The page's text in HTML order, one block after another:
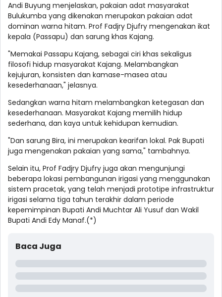
Andi Buyung menjelaskan, pakaian adat masyarakat
Bulukumba yang dikenakan merupakan pakaian adat
dominan warna hitam. Prof Fadjry Djufry mengenakan ikat
kepala (Passapu) dan sarung khas Kajang.
"Memakai Passapu Kajang, sebagai ciri khas sekaligus
filosofi hidup masyarakat Kajang. Melambangkan
kejujuran, konsisten dan kamase-masea atau
kesederhanaan," jelasnya.
Sedangkan warna hitam melambangkan ketegasan dan
kesederhanaan. Masyarakat Kajang memilih hidup
sederhana, dan kaya untuk kehidupan kemudian.
"Dan sarung Bira, ini merupakan kearifan lokal. Pak Bupati
juga mengenakan pakaian yang sama," tambahnya.
Selain itu, Prof Fadjry Djufry juga akan mengunjungi
beberapa lokasi pembangunan irigasi yang menggunakan
sistem pracetak, yang telah menjadi prototipe infrastruktur
irigasi selama tiga tahun terakhir dalam periode
kepemimpinan Bupati Andi Muchtar Ali Yusuf dan Wakil
Bupati Andi Edy Manaf.(*)
Baca Juga